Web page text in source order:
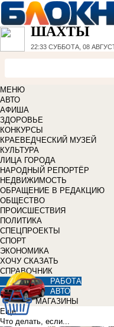
ШАХТЫ
22:33 СУББОТА, 08
МЕНЮ
АВТО
АФИША
ЗДОРОВЬЕ
КОНКУРСЫ
КРАЕВЕДЧЕСКИЙ МУЗЕЙ
КУЛЬТУРА
ЛИЦА ГОРОДА
НАРОДНЫЙ РЕПОРТЁР
НЕДВИЖИМОСТЬ
ОБРАЩЕНИЕ В РЕДАКЦИЮ
ОБЩЕСТВО
ПРОИСШЕСТВИЯ
ПОЛИТИКА
СПЕЦПРОЕКТЫ
СПОРТ
ЭКОНОМИКА
ХОЧУ СКАЗАТЬ
СПРАВОЧНИК
РАБОТА
АВТО
МАГАЗИНЫ
Еще
Что делать, если...